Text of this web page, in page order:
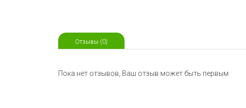
Отзывы (0)
Пока нет отзывов, Ваш отзыв может быть первым